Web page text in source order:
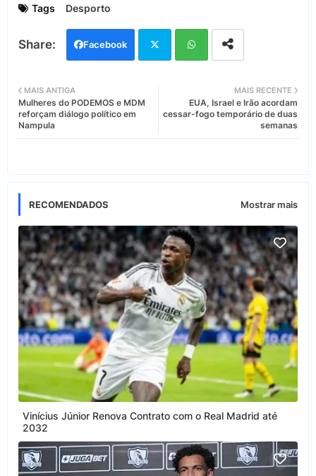
Tags Desporto
Facebook
ats
MAIS RECENTE
EUA, Israel e Irão acordam
cessar-fogo temporário de duas
semanas
MAIS ANTIGA
Mulheres do PODEMOS e MDM
reforçam diálogo político em
Nampula
RECOMENDADOS Mostrar mais
Vinícius Júnior Renova Contrato com o Real Madrid até
2032